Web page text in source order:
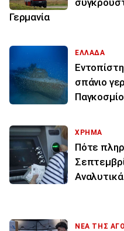
Γερμανία
ΕΛΛΑΔΑ
σπάνιο
ΧΡΗΜΑ
Πότε
ΝΕΑ ΤΗΣ